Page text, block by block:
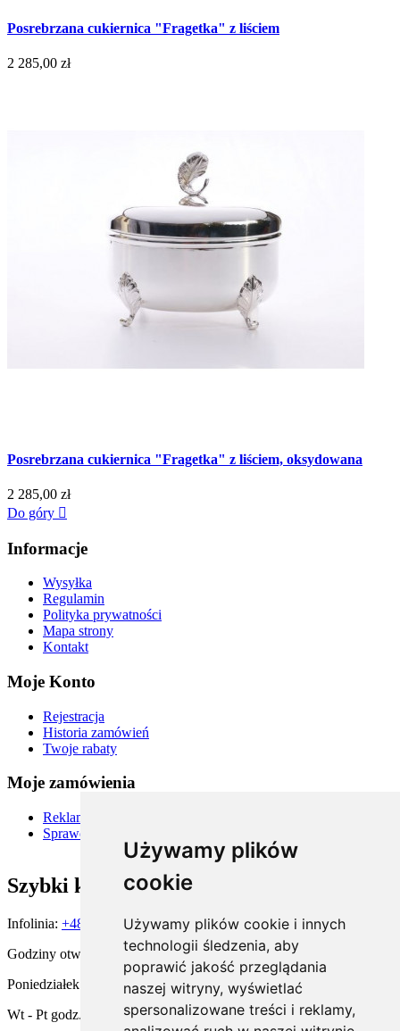
Używamy plików
cookie
Używamy plików cookie i innych
technologii śledzenia, aby
poprawić jakość przeglądania
naszej witryny, wyświetlać
spersonalizowane treści i reklamy,
Posrebrzana cukiernica "Fragetka" z liściem
2 285,00 zł
Posrebrzana cukiernica "Fragetka" z liściem, oksydowana
2 285,00 zł
Do góry 
Informacje
Wysyłka
Regulamin
Polityka prywatności
Mapa strony
Kontakt
Moje Konto
Rejestracja
Historia zamówień
Twoje rabaty
Moje zamówienia
Reklamacje i zwroty
Sprawdź status zamówienia
Szybki kontakt
Infolinia: +48 667 900 581
Godziny otwarcia:
Poniedziałek godz. 15:00 - 19:00
Wt - Pt godz. 11:00 - 19:00